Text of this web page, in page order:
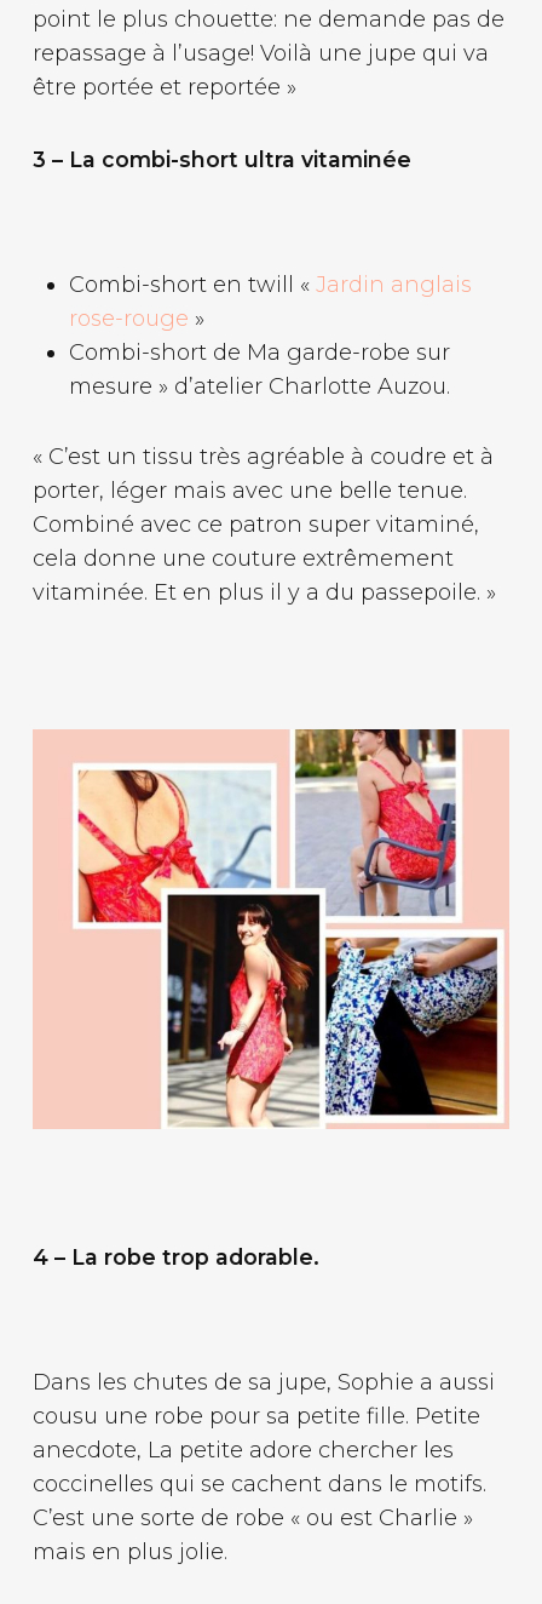
point le plus chouette: ne demande pas de
repassage à l’usage! Voilà une jupe qui va
être portée et reportée »
3 – La combi-short ultra vitaminée
Combi-short en twill « Jardin anglais
rose-rouge »
Combi-short de Ma garde-robe sur
mesure » d’atelier Charlotte Auzou.
« C’est un tissu très agréable à coudre et à
porter, léger mais avec une belle tenue.
Combiné avec ce patron super vitaminé,
cela donne une couture extrêmement
vitaminée. Et en plus il y a du passepoile. »
4 – La robe trop adorable.
Dans les chutes de sa jupe, Sophie a aussi
cousu une robe pour sa petite fille. Petite
anecdote, La petite adore chercher les
coccinelles qui se cachent dans le motifs.
C’est une sorte de robe « ou est Charlie »
mais en plus jolie.